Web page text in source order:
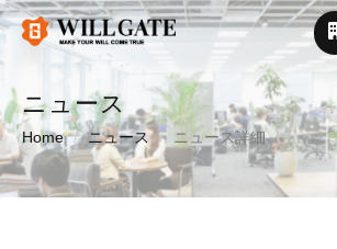
ニュース
Home ニュース ニュース詳細